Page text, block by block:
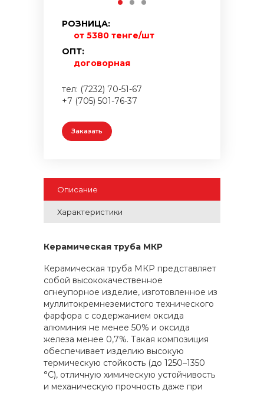
РОЗНИЦА:
от 5380 тенге/шт
ОПТ:
договорная
тел: (7232) 70-51-67
+7 (705) 501-76-37
Заказать
Описание
Характеристики
Керамическая труба МКР
Керамическая труба МКР представляет
собой высококачественное
огнеупорное изделие, изготовленное из
муллитокремнеземистого технического
фарфора с содержанием оксида
алюминия не менее 50% и оксида
железа менее 0,7%. Такая композиция
обеспечивает изделию высокую
термическую стойкость (до 1250–1350
°С), отличную химическую устойчивость
и механическую прочность даже при